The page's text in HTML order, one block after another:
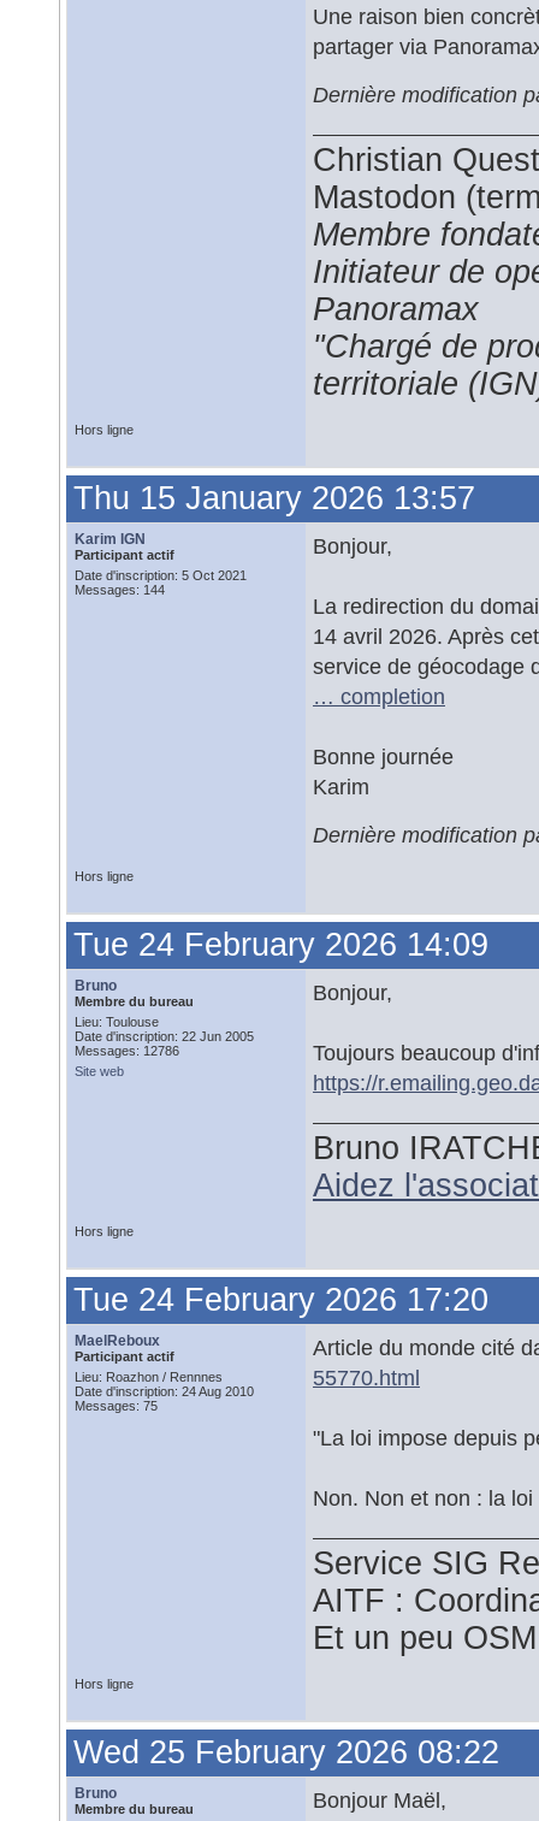
Une raison bien
partager via
Dernière modification
Christian
Mastodon
Membre
Initiateur de
Panoramax
"Chargé de
territoriale
Hors ligne
Thu 15 January 2026 13:57
Karim IGN
Participant actif
Date d'inscription: 5 Oct 2021
Messages: 144
Bonjour,
La redirection du
14 avril 2026. Après
service de géocodage
… completion
Bonne journée
Karim
Dernière modification
Hors ligne
Tue 24 February 2026 14:09
Bruno
Membre du bureau
Lieu: Toulouse
Date d'inscription: 22 Jun 2005
Messages: 12786
Site web
Bonjour,
Toujours beaucoup
https://
Bruno
Aidez
Hors ligne
Tue 24 February 2026 17:20
MaelReboux
Participant actif
Lieu: Roazhon / Rennnes
Date d'inscription: 24 Aug 2010
Messages: 75
Article du monde cité
55770.html
"La loi impose depuis
Non. Non et non : la
Service SIG
AITF :
Et un peu
Hors ligne
Wed 25 February 2026 08:22
Bruno
Membre du bureau
Bonjour Maël,